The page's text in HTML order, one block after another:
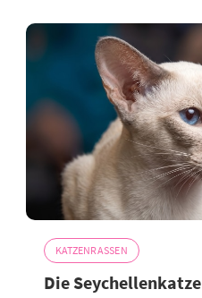
KATZENRASSEN
Die Seychellenkatze